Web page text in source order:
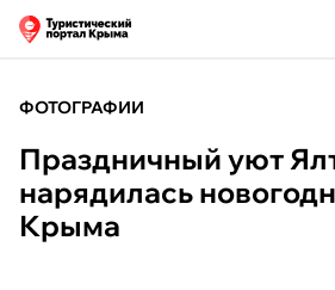
ФОТОГРАФИИ
Праздничный уют
нарядилась
Крыма